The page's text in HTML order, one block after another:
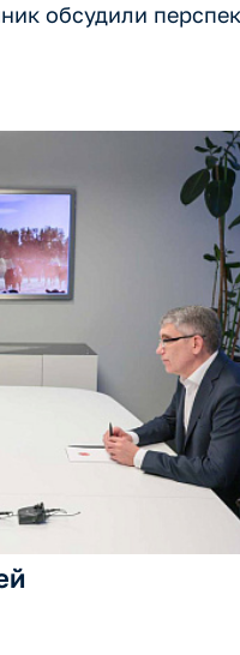
обсудили